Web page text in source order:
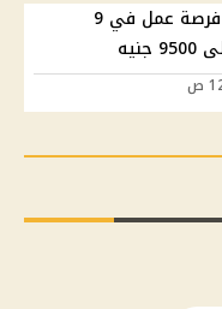
وزارة العمل توفر 6102 فرصة عمل في 9